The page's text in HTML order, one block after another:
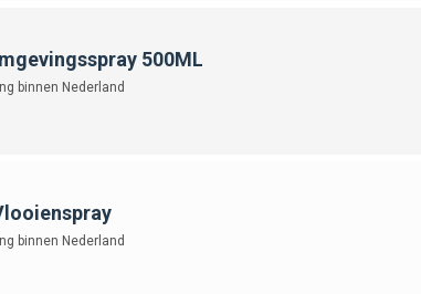
500ML
binnen Nederland
binnen Nederland